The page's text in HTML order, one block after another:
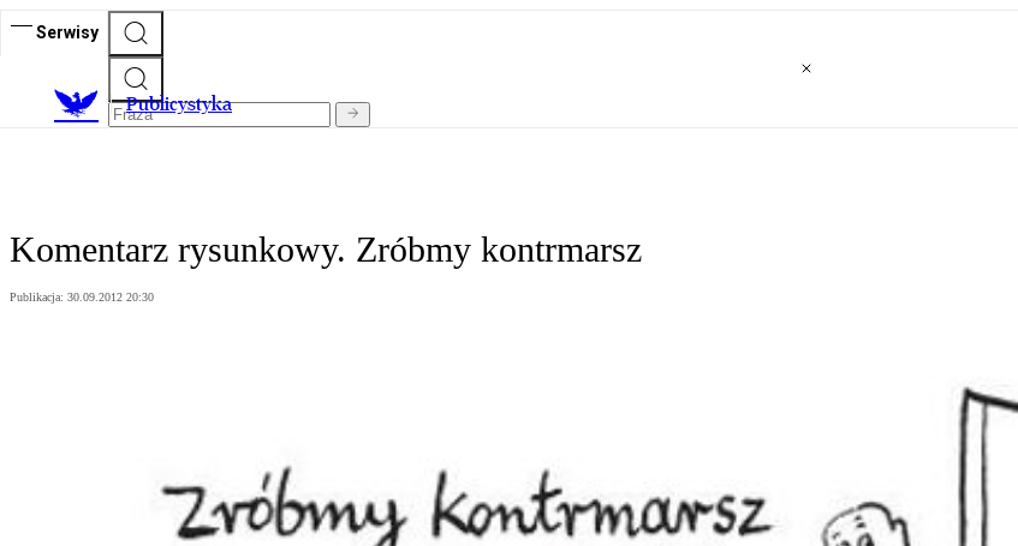
Serwisy
Publicystyka
Komentarz rysunkowy. Zróbmy kontrmarsz
Publikacja: 30.09.2012 20:30